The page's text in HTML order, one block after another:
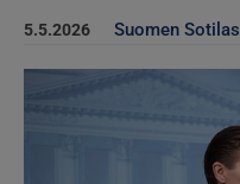
5.5.2026 Suomen Sotilas